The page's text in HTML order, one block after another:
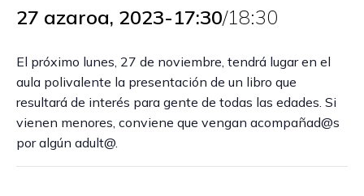
27 azaroa, 2023-17:30/18:30
El próximo lunes, 27 de noviembre, tendrá lugar en el
aula polivalente la presentación de un libro que
resultará de interés para gente de todas las edades. Si
vienen menores, conviene que vengan acompañad@s
por algún adult@.